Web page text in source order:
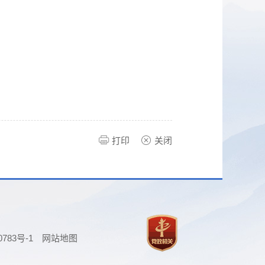
打印 关闭
号-1 网站地图